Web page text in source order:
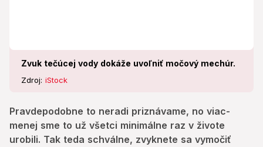
Zvuk tečúcej vody dokáže uvoľniť močový mechúr.
Zdroj: iStock
Pravdepodobne to neradi priznávame, no viac-
menej sme to už všetci minimálne raz v živote
urobili. Tak teda schválne, zvyknete sa vymočiť